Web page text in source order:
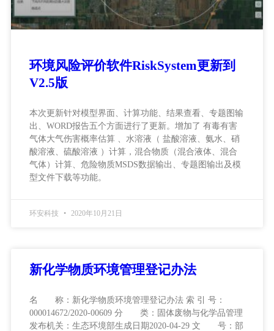
环境风险评价软件RiskSystem更新到
V2.5版
本次更新针对模型界面、计算功能、结果查看、专题图输
出、WORD报告五个方面进行了更新。增加了 有毒有害
气体大气伤害概率估算 、水溶液（ 盐酸溶液、氨水、硝
酸溶液、硫酸溶液 ）计算，混合物质（混合液体、混合
气体）计算、危险物质MSDS数据输出、专题图输出及模
型文件下载等功能。
环安科技 2020年10月21日
新化学物质环境管理登记办法
名 称：新化学物质环境管理登记办法 索 引 号：
000014672/2020-00609 分 类：固体废物与化学品管理
发布机关：生态环境部生成日期2020-04-29 文 号：部